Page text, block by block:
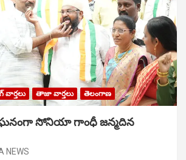
వార్తలు తాజా వార్తలు తెలంగాణ
ఘ‌నంగా సోనియా గాంధీ జ‌న్మ‌దిన
NEWS